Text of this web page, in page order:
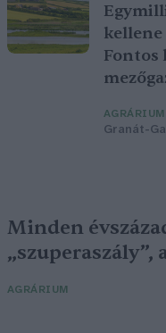
kellene
Fontos
AGRÁRIUM
Granát-
Minden
„szuperaszály”,
AGRÁRIUM